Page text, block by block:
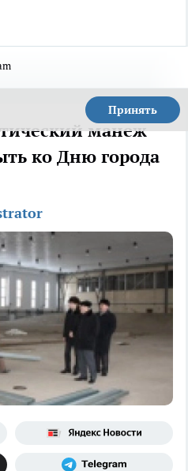
Принять
манеж
ко Дню города